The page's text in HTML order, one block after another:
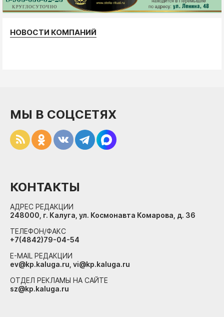
НОВОСТИ КОМПАНИЙ
МЫ В СОЦСЕТЯХ
КОНТАКТЫ
АДРЕС РЕДАКЦИИ
248000, г. Калуга, ул. Космонавта Комарова, д. 36
ТЕЛЕФОН/ФАКС
+7(4842)79-04-54
E-MAIL РЕДАКЦИИ
ev@kp.kaluga.ru, vi@kp.kaluga.ru
ОТДЕЛ РЕКЛАМЫ НА САЙТЕ
sz@kp.kaluga.ru